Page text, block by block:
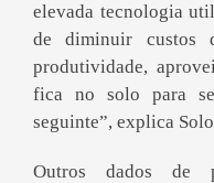
elevada tecnologia
de diminuir custos
produtividade,
fica no solo para
seguinte”, explica
Outros dados de